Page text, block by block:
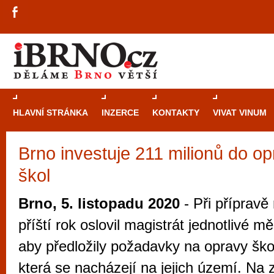
HLAVNÍ STRÁNKA INZERCE KONTAKTY VIVAT VINUM
Brno investuje 211 milionů do
škol
Brno, 5. listopadu 2020 - Při přípravě
příští rok oslovil magistrát jednotlivé
aby předložily požadavky na opravy
která se nacházejí na jejich území. Na
Průvodce
Brno je
zajímavé
restaurace,
Mimo jiné je ale také místem, kde si